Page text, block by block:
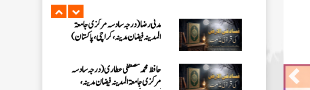
Previous
مدنی رضا(درجہ سادسہ مرکز ی جامعۃ
المدینہ فیضان مدینہ ،کراچی،پاکستان)
حافظ محمد مصطفٰی عطاری (درجہ سادسہ
مرکزی جامعۃالمدينہ فیضان مدینہ،